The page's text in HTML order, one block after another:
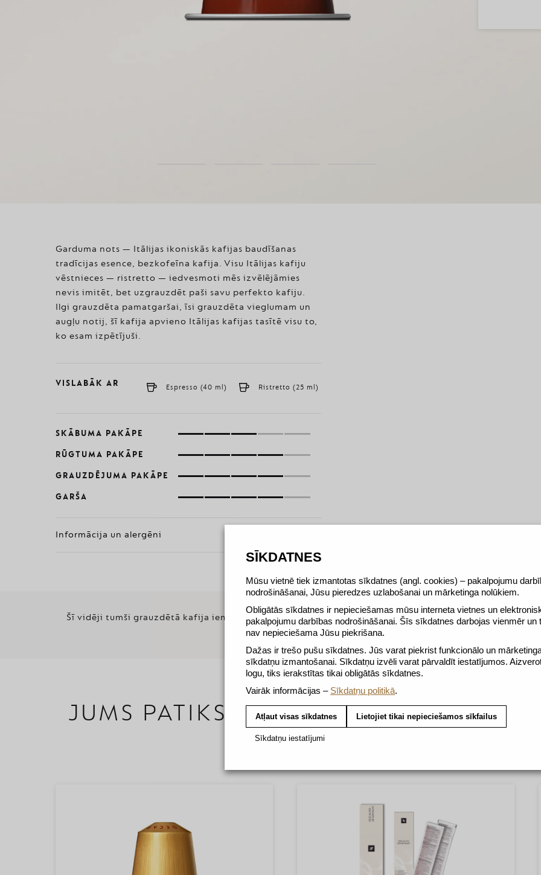
SĪKDATNES
Mūsu vietnē tiek izmantotas sīkdatnes (angl. cookies) – pakalpojumu
nodrošināšanai, Jūsu pieredzes uzlabošanai un mārketinga nolūkiem.
Obligātās sīkdatnes ir nepieciešamas mūsu interneta vietnes un
pakalpojumu darbības nodrošināšanai. Šīs sīkdatnes darbojas vienmēr un
nav nepieciešama Jūsu piekrišana.
Dažas ir trešo pušu sīkdatnes. Jūs varat piekrist funkcionālo un
sīkdatņu izmantošanai. Sīkdatņu izvēli varat pārvaldīt iestatījumos.
logu, tiks ierakstītas tikai obligātās sīkdatnes.
Vairāk informācijas – Sīkdatņu politikā.
Atļaut visas sīkdatnes Lietojiet tikai nepieciešamos sīkfailus
Sīkdatņu iestatījumi
Garduma nots — Itālijas ikoniskās kafijas baudīšanas
tradīcijas esence, bezkofeīna kafija. Visu Itālijas kafiju
vēstnieces — ristretto — iedvesmoti mēs izvēlējāmies
nevis imitēt, bet uzgrauzdēt paši savu perfekto kafiju.
Ilgi grauzdēta pamatgaršai, īsi grauzdēta vieglumam un
augļu notij, šī kafija apvieno Itālijas kafijas tasītē visu to,
ko esam izpētījuši.
VISLABĀK AR Espresso (40 ml) Ristretto (25 ml)
SKĀBUMA PAKĀPE
RŪGTUMA PAKĀPE
GRAUZDĒJUMA PAKĀPE
GARŠA
Informācija un alergēni
Šī vidēji tumši grauzdētā kafija iemieso teju visu Itālijas kafijas kultūru vienā nelielā malkā. Tātad, ja
kafija būs īstā.
JUMS PATIKS